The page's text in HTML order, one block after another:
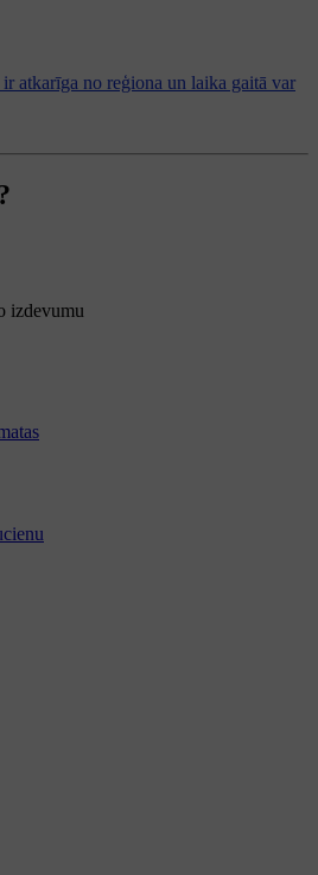
atkarīga no reģiona un laika gaitā var